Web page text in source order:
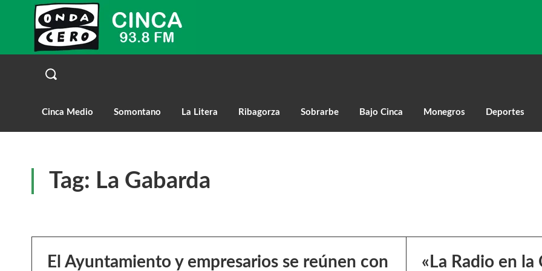
Cinca Medio Somontano La Litera Ribagorza Sobrarbe Bajo Cinca Monegros Deportes
Tag: La Gabarda
El Ayuntamiento y empresarios se reúnen con
«La Radio en la